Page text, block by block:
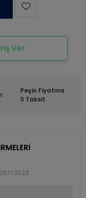
Ver
Peşin Fiyatına
3 Taksit
09.11.2023